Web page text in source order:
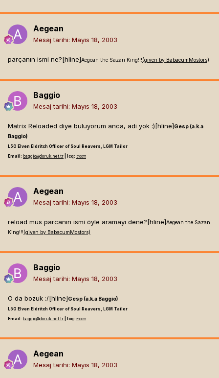
Aegean
Mesaj tarihi: Mayıs 18, 2003
parçanın ismi ne?[hline]Aegean the Sazan King!!!(given by BabacumMostors)
Baggio
Mesaj tarihi: Mayıs 18, 2003
Matrix Reloaded diye buluyorum anca, adi yok :)[hline]Gesp (a.k.a
Baggio)
L50 Elven Eldritch Officer of Soul Reavers, LGM Tailor
Email: baggio@doruk.net.tr | Icq: 5100111
Aegean
Mesaj tarihi: Mayıs 18, 2003
reload mus parcanın ismi öyle aramayı dene?[hline]Aegean the Sazan
King!!!(given by BabacumMostors)
Baggio
Mesaj tarihi: Mayıs 18, 2003
O da bozuk :/[hline]Gesp (a.k.a Baggio)
L50 Elven Eldritch Officer of Soul Reavers, LGM Tailor
Email: baggio@doruk.net.tr | Icq: 5100111
Aegean
Mesaj tarihi: Mayıs 18, 2003